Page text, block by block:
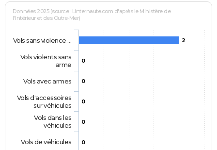
Données 2025 (source : Linternaute.com d'après le Ministère de
l'Intérieur et des Outre-Mer)
2
0
0
0
0
0
Vols sans violence …
Vols violents sans
arme
Vols avec armes
Vols d'accessoires
sur véhicules
Vols dans les
véhicules
Vols de véhicules